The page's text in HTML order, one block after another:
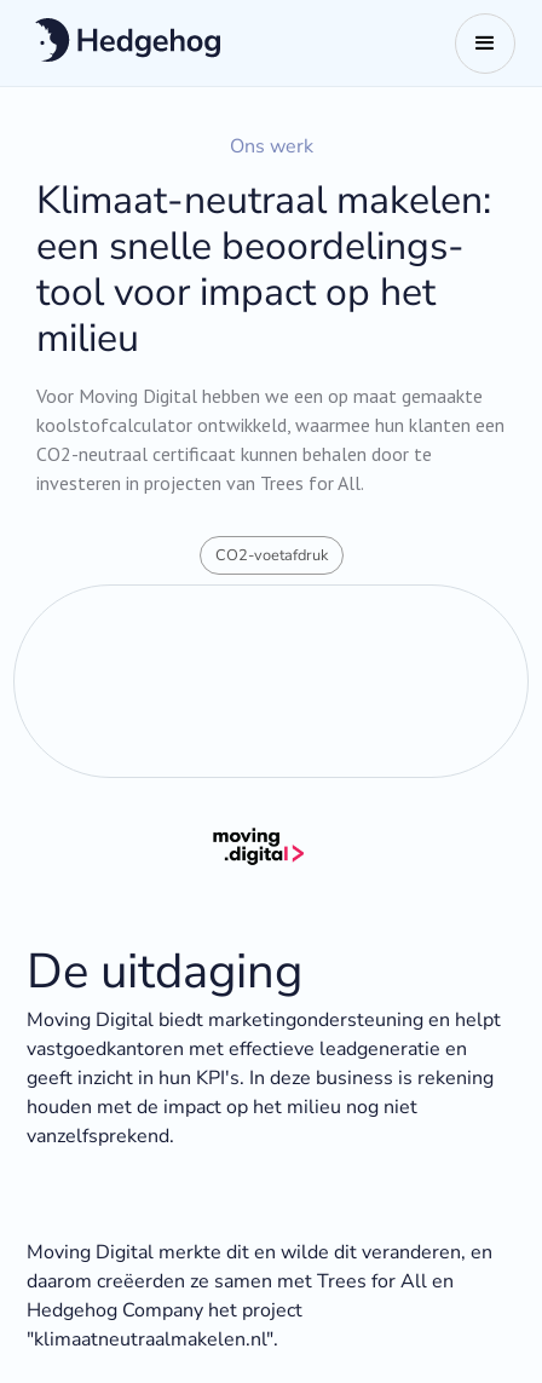
Ons werk
Klimaat-neutraal makelen:
een snelle beoordelings-
tool voor impact op het
milieu
Voor Moving Digital hebben we een op maat gemaakte
koolstofcalculator ontwikkeld, waarmee hun klanten een
CO2-neutraal certificaat kunnen behalen door te
investeren in projecten van Trees for All.
CO2-voetafdruk
De uitdaging
Moving Digital biedt marketingondersteuning en helpt
vastgoedkantoren met effectieve leadgeneratie en
geeft inzicht in hun KPI's. In deze business is rekening
houden met de impact op het milieu nog niet
vanzelfsprekend.
Moving Digital merkte dit en wilde dit veranderen, en
daarom creëerden ze samen met Trees for All en
Hedgehog Company het project
"klimaatneutraalmakelen.nl".